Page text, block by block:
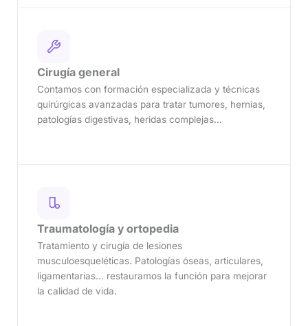
Cirugía general
Contamos con formación especializada y técnicas
quirúrgicas avanzadas para tratar tumores, hernias,
patologías digestivas, heridas complejas…
Traumatología y ortopedia
Tratamiento y cirugía de lesiones
musculoesqueléticas. Patologías óseas, articulares,
ligamentarias… restauramos la función para mejorar
la calidad de vida.